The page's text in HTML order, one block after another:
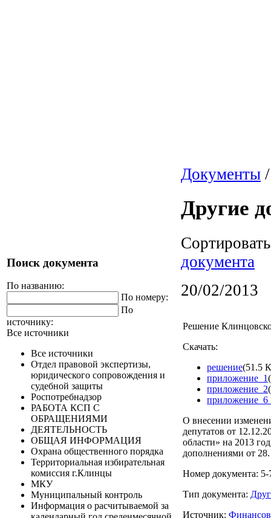
Поиск документа
По названию:
По номеру:
По
источнику:
Все источники
Все источники
Отдел правовой экспертизы,
юридического сопровождения и
судебной защиты
Роспотребнадзор
РАБОТА КСП С
ОБРАЩЕНИЯМИ
ДЕЯТЕЛЬНОСТЬ
ОБЩАЯ ИНФОРМАЦИЯ
Охрана общественного порядка
Территориальная избирательная
комиссия г.Клинцы
МКУ
Муниципальный контроль
Информация о расчитываемой за
Документы /
Другие
документа
20/02/2013
Решение
Скачать:
решение(51.5
приложение_1
приложение_2
О внесении
депутатов от
области» на 2013
дополнениями от
Номер документа: 5-
Тип документа:
Источник: